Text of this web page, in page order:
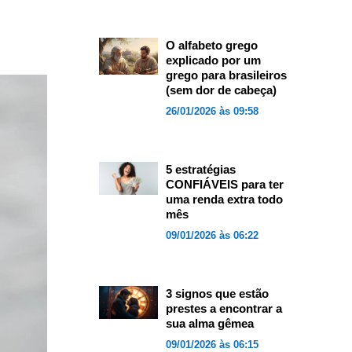
O alfabeto grego
explicado por um
grego para brasileiros
(sem dor de cabeça)
26/01/2026 às 09:58
5 estratégias
CONFIÁVEIS para ter
uma renda extra todo
mês
09/01/2026 às 06:22
3 signos que estão
prestes a encontrar a
sua alma gêmea
09/01/2026 às 06:15